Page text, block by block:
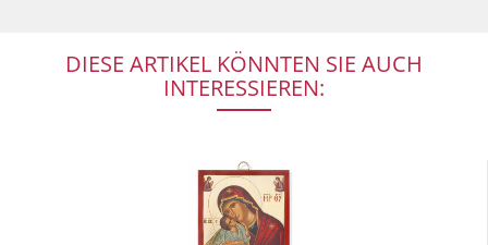
DIESE ARTIKEL KÖNNTEN SIE AUCH
INTERESSIEREN: